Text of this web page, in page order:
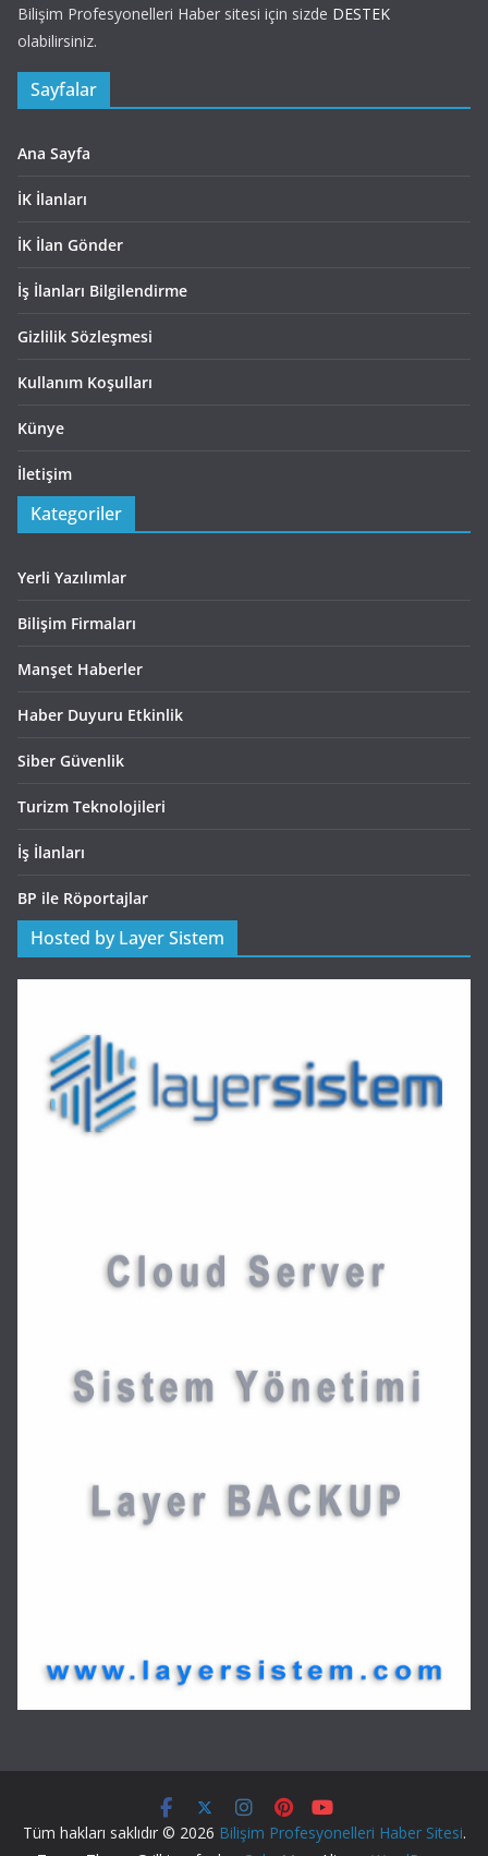
Bilişim Profesyonelleri Haber sitesi için sizde DESTEK
olabilirsiniz.
Sayfalar
Ana Sayfa
İK İlanları
İK İlan Gönder
İş İlanları Bilgilendirme
Gizlilik Sözleşmesi
Kullanım Koşulları
Künye
İletişim
Kategoriler
Yerli Yazılımlar
Bilişim Firmaları
Manşet Haberler
Haber Duyuru Etkinlik
Siber Güvenlik
Turizm Teknolojileri
İş İlanları
BP ile Röportajlar
Hosted by Layer Sistem
Tüm hakları saklıdır © 2026 Bilişim Profesyonelleri Haber Sitesi.